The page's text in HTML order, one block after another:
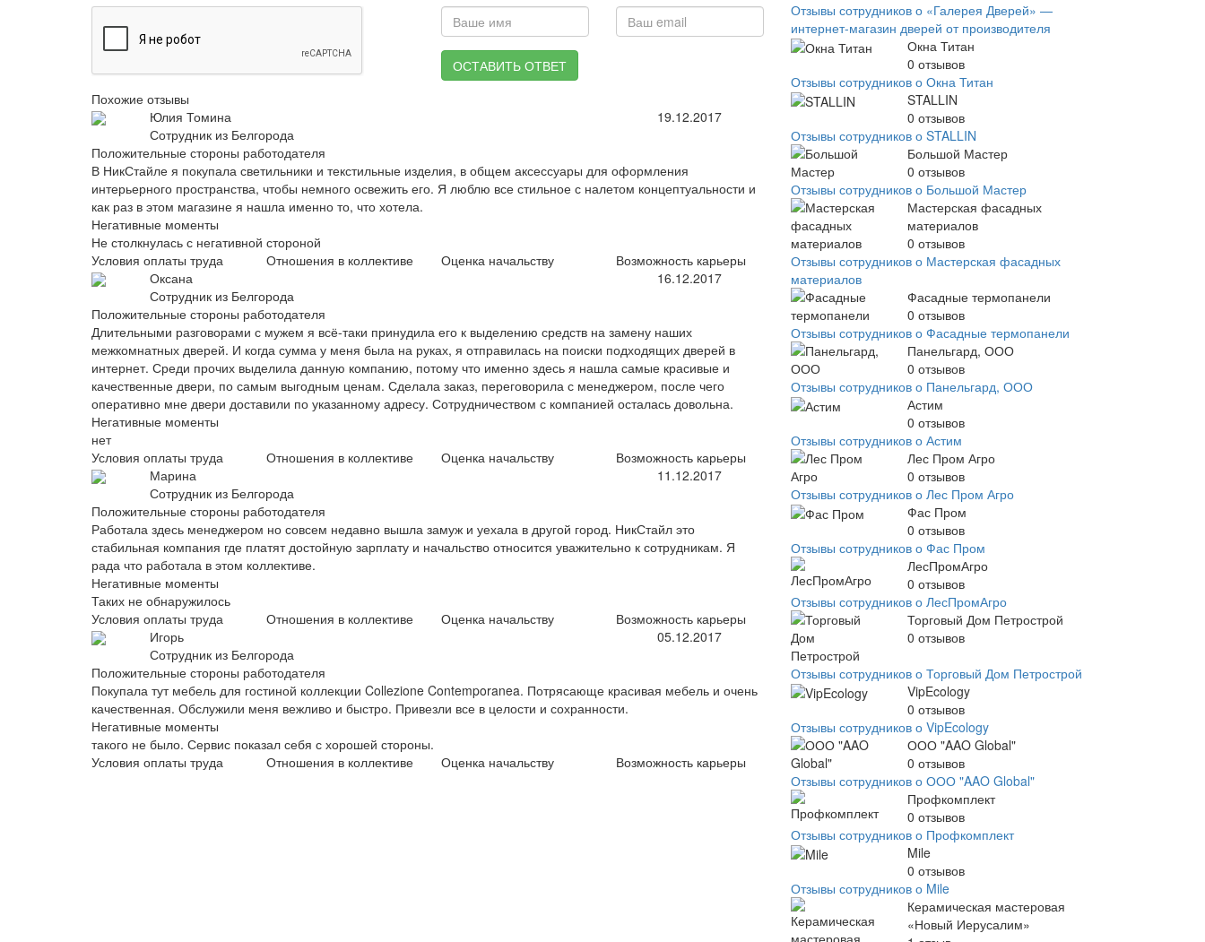
ОСТАВИТЬ ОТВЕТ
Похожие отзывы
Юлия Томина
Сотрудник из Белгорода
19.12.2017
Положительные стороны работодателя
В НикСтайле я покупала светильники и текстильные изделия, в общем аксессуары для оформления
интерьерного пространства, чтобы немного освежить его. Я люблю все стильное с налетом концептуальности и
как раз в этом магазине я нашла именно то, что хотела.
Негативные моменты
Не столкнулась с негативной стороной
Условия оплаты труда
Отношения в коллективе Оценка начальству
Возможность карьеры
Оксана
Сотрудник из Белгорода
16.12.2017
Положительные стороны работодателя
Длительными разговорами с мужем я всё-таки принудила его к выделению средств на замену наших
межкомнатных дверей. И когда сумма у меня была на руках, я отправилась на поиски подходящих дверей в
интернет. Среди прочих выделила данную компанию, потому что именно здесь я нашла самые красивые и
качественные двери, по самым выгодным ценам. Сделала заказ, переговорила с менеджером, после чего
оперативно мне двери доставили по указанному адресу. Сотрудничеством с компанией осталась довольна.
Негативные моменты
нет
Условия оплаты труда
Отношения в коллективе Оценка начальству
Возможность карьеры
Марина
Сотрудник из Белгорода
11.12.2017
Положительные стороны работодателя
Работала здесь менеджером но совсем недавно вышла замуж и уехала в другой город. НикСтайл это
стабильная компания где платят достойную зарплату и начальство относится уважительно к сотрудникам. Я
рада что работала в этом коллективе.
Негативные моменты
Таких не обнаружилось
Условия оплаты труда
Отношения в коллективе Оценка начальству
Возможность карьеры
Игорь
Сотрудник из Белгорода
05.12.2017
Положительные стороны работодателя
Покупала тут мебель для гостиной коллекции Collezione Contemporanea. Потрясающе красивая мебель и очень
качественная. Обслужили меня вежливо и быстро. Привезли все в целости и сохранности.
Негативные моменты
такого не было. Сервис показал себя с хорошей стороны.
Условия оплаты труда
Отношения в коллективе Оценка начальству Возможность карьеры
Отзывы сотрудников о «Галерея Дверей» —
интернет-магазин дверей от производителя
Окна Титан
0 отзывов
Отзывы сотрудников о Окна Титан
STALLIN
0 отзывов
Отзывы сотрудников о STALLIN
Большой Мастер
0 отзывов
Отзывы сотрудников о Большой Мастер
Мастерская фасадных
материалов
0 отзывов
Отзывы сотрудников о Мастерская фасадных
материалов
Фасадные термопанели
0 отзывов
Отзывы сотрудников о Фасадные термопанели
Панельгард, ООО
0 отзывов
Отзывы сотрудников о Панельгард, ООО
Астим
0 отзывов
Отзывы сотрудников о Астим
Лес Пром Агро
0 отзывов
Отзывы сотрудников о Лес Пром Агро
Фас Пром
0 отзывов
Отзывы сотрудников о Фас Пром
ЛесПромАгро
0 отзывов
Отзывы сотрудников о ЛесПромАгро
Торговый Дом Петрострой
0 отзывов
Отзывы сотрудников о Торговый Дом Петрострой
VipEcology
0 отзывов
Отзывы сотрудников о VipEcology
ООО "AAO Global"
0 отзывов
Отзывы сотрудников о ООО "AAO Global"
Профкомплект
0 отзывов
Отзывы сотрудников о Профкомплект
Mile
0 отзывов
Отзывы сотрудников о Mile
Керамическая мастеровая
«Новый Иерусалим»